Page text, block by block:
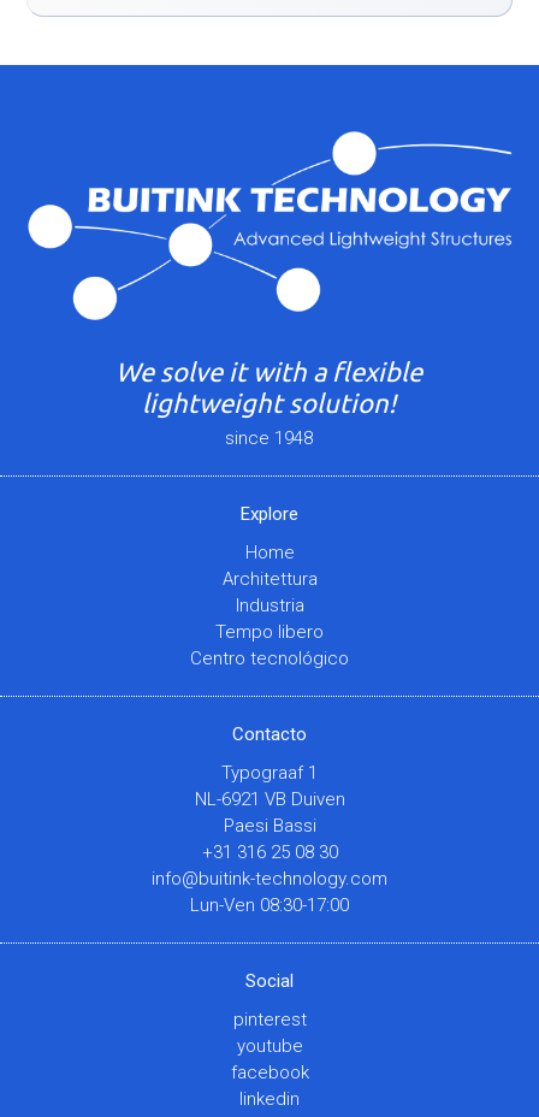
We solve it with a flexible
lightweight solution!
since 1948
Explore
Home
Architettura
Industria
Tempo libero
Centro tecnológico
Contacto
Typograaf 1
NL-6921 VB Duiven
Paesi Bassi
+31 316 25 08 30
info@buitink-technology.com
Lun-Ven 08:30-17:00
Social
pinterest
youtube
facebook
linkedin